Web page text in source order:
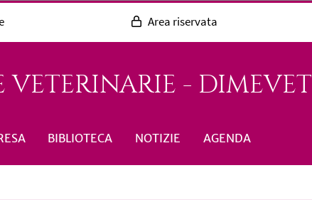
Area riservata
VETERINARIE - DIMEVET
BIBLIOTECA NOTIZIE AGENDA